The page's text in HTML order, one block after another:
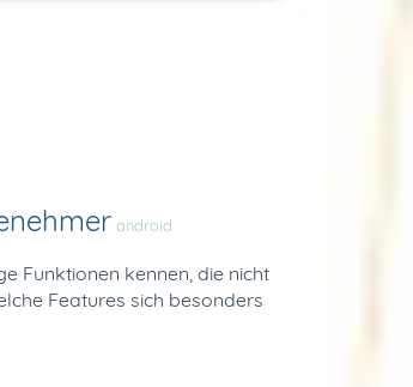
android
Funktionen kennen, die nicht
Features sich besonders